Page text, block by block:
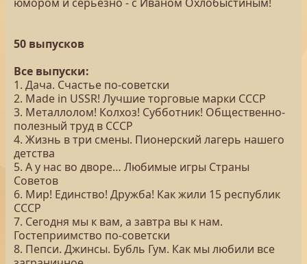
50 выпусков
Все выпуски:
1. Дача. Счастье по-советски
2. Made in USSR! Лучшие торговые марки СССР
3. Металлолом! Колхоз! Субботник! Общественно-
полезный труд в СССР
4. Жизнь в три смены. Пионерский лагерь нашего
детства
5. А у нас во дворе… Любимые игры Страны
Советов
6. Мир! Единство! Дружба! Как жили 15 республик
СССР
7. Сегодня мы к вам, а завтра вы к нам.
Гостеприимство по-советски
8. Пепси. Джинсы. Бубль Гум. Как мы любили все